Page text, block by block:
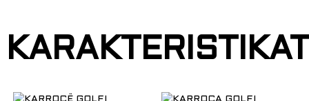
KARAKTERISTIKAT